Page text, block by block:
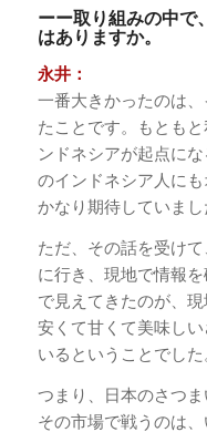
ーー取り組みの中で
はありますか。
永井：
一番大きかったのは
たことです。もとも
ンドネシアが起点に
のインドネシア人にも
かなり期待していまし
ただ、その話を受け
に行き、現地で情報
で見えてきたのが、
安くて甘くて美味し
いるということでした
つまり、日本のさつ
その市場で戦うのは